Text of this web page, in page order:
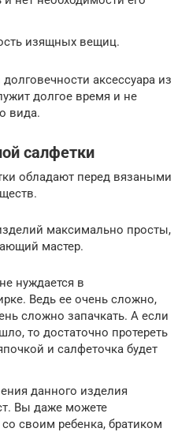
изящных вещиц.
аксессуара из
долгое время и не
вида.
салфетки
обладают перед вязаными
максимально просты,
мастер.
нуждается в
Ведь ее очень сложно,
сложно запачкать. А если
то достаточно протереть
и салфеточка будет
данного изделия
Вы даже можете
своим ребенка, братиком